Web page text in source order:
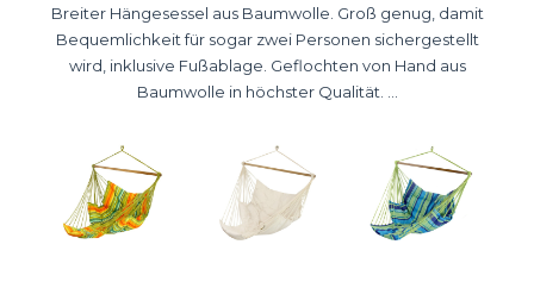
Breiter Hängesessel aus Baumwolle. Groß genug, damit
Bequemlichkeit für sogar zwei Personen sichergestellt
wird, inklusive Fußablage. Geflochten von Hand aus
Baumwolle in höchster Qualität. ...